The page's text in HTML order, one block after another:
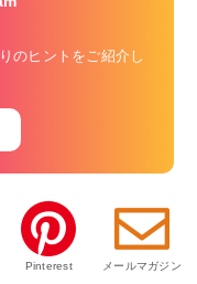
のヒントをご紹介し
Pinterest メールマガジン